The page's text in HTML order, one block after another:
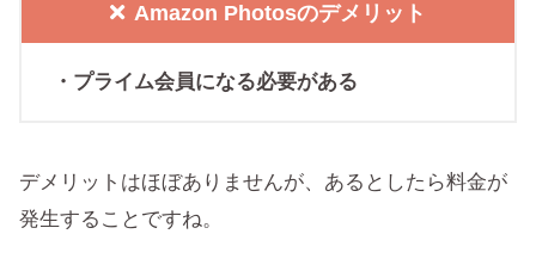
Amazon Photosのデメリット
・プライム会員になる必要がある
デメリットはほぼありませんが、あるとしたら料金が
発生することですね。